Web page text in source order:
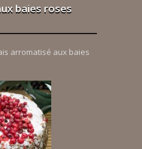
baies roses
arromatisé aux baies